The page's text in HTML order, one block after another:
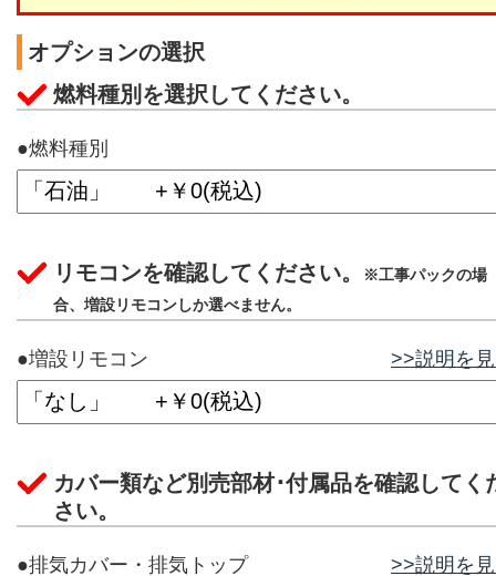
オプションの選択
燃料種別を選択してください。
●燃料種別
リモコンを確認してください。
※工事パックの場
合、増設リモコンしか選べません。
●増設リモコン >>説明を
カバー類など別売部材･付属品を確認してく
さい。
●排気カバー・排気トップ >>説明を